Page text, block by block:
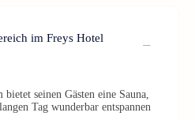
im Freys Hotel
seinen Gästen eine Sauna,
Tag wunderbar entspannen